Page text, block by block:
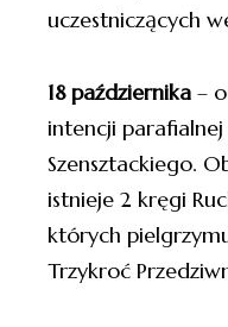
uczestniczących
18 października –
intencji parafialnej
Szensztackiego.
istnieje 2 kręgi
których
Trzykroć